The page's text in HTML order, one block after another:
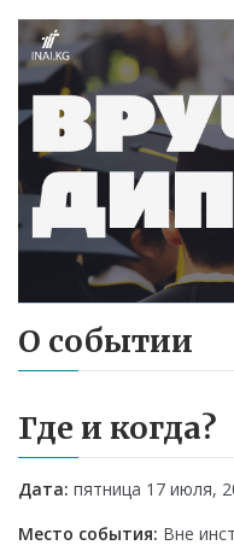
О событии
Где и когда?
Дата: пятница 17 июля,
Место события: Вне